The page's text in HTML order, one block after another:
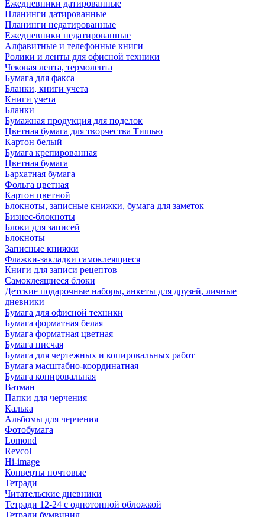
Ежедневники датированные
Планинги датированные
Планинги недатированные
Ежедневники недатированные
Алфавитные и телефонные книги
Ролики и ленты для офисной техники
Чековая лента, термолента
Бумага для факса
Бланки, книги учета
Книги учета
Бланки
Бумажная продукция для поделок
Цветная бумага для творчества Тишью
Картон белый
Бумага крепированная
Цветная бумага
Бархатная бумага
Фольга цветная
Картон цветной
Блокноты, записные книжки, бумага для заметок
Бизнес-блокноты
Блоки для записей
Блокноты
Записные книжки
Флажки-закладки самоклеящиеся
Книги для записи рецептов
Самоклеящиеся блоки
Детские подарочные наборы, анкеты для друзей, личные
дневники
Бумага для офисной техники
Бумага форматная белая
Бумага форматная цветная
Бумага писчая
Бумага для чертежных и копировальных работ
Бумага масштабно-координатная
Бумага копировальная
Ватман
Папки для черчения
Калька
Альбомы для черчения
Фотобумага
Lomond
Revcol
Hi-image
Конверты почтовые
Тетради
Читательские дневники
Тетради 12-24 с однотонной обложкой
Тетради бумвинил